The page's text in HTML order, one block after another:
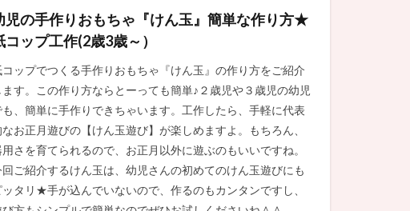
児の手作りおもちゃ『けん玉』簡単な作り方★
コップ工作(2歳3歳～）
コップでつくる手作りおもちゃ『けん玉』の作り方をご紹介
ます。この作り方ならとーっても簡単♪２歳児や３歳児の幼児
も、簡単に手作りできちゃいます。工作したら、手軽に代表
お正月遊びの【けん玉遊び】が楽しめますよ。もちろん、
さを育てられるので、お正月以外に遊ぶのもいいですね。
回ご紹介するけん玉は、幼児さんの初めてのけん玉遊びにも
ッタリ★手が込んでいないので、作るのもカンタンですし、